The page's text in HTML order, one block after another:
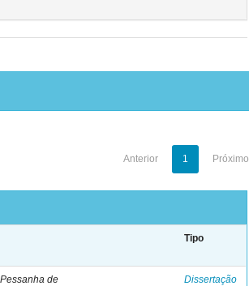
Anterior 1 Próximo
Tipo
de Dissertação